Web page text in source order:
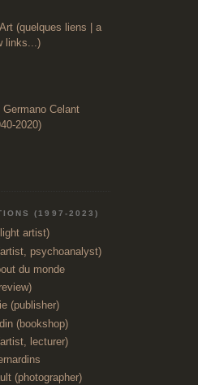
(quelques liens | a
links...)
Germano Celant
2020)
(1997-2023)
artist)
psychoanalyst)
du monde
(publisher)
(bookshop)
lecturer)
(photographer)